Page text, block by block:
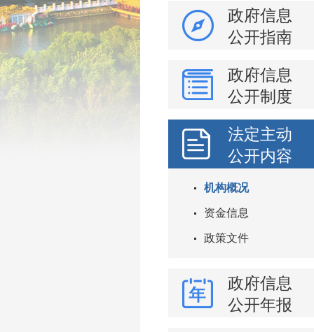
政府信息
公开指南
政府信息
公开制度
法定主动
公开内容
机构概况
资金信息
政策文件
政府信息
公开年报